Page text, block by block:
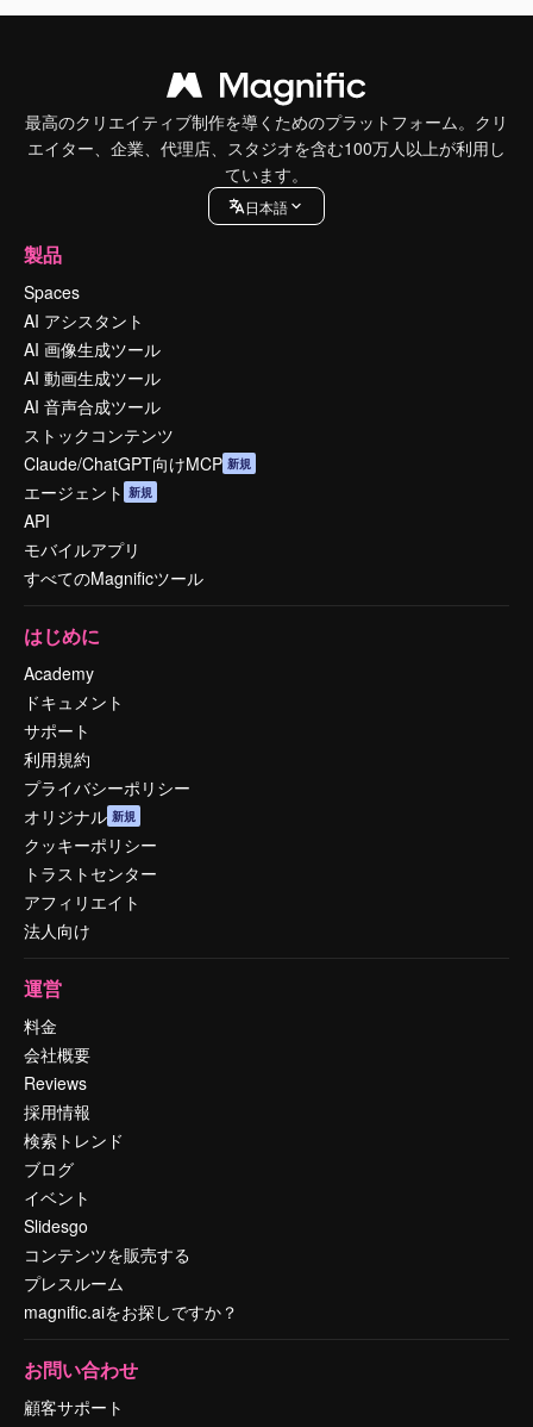
最高のクリエイティブ制作を導くためのプラットフォーム。クリ
エイター、企業、代理店、スタジオを含む100万人以上が利用し
ています。
日本語
製品
Spaces
AI アシスタント
AI 画像生成ツール
AI 動画生成ツール
AI 音声合成ツール
ストックコンテンツ
Claude/ChatGPT向けMCP 新規
エージェント 新規
API
モバイルアプリ
すべてのMagnificツール
はじめに
Academy
ドキュメント
サポート
利用規約
プライバシーポリシー
オリジナル 新規
クッキーポリシー
トラストセンター
アフィリエイト
法人向け
運営
料金
会社概要
Reviews
採用情報
検索トレンド
ブログ
イベント
Slidesgo
コンテンツを販売する
プレスルーム
magnific.aiをお探しですか？
お問い合わせ
顧客サポート